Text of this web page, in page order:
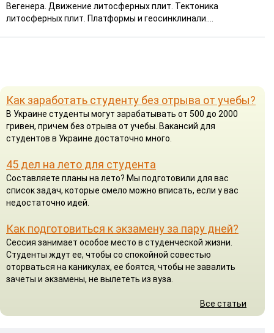
Вегенера. Движение литосферных плит. Тектоника
литосферных плит. Платформы и геосинклинали....
Как заработать студенту без отрыва от учебы?
В Украине студенты могут зарабатывать от 500 до 2000
гривен, причем без отрыва от учебы. Вакансий для
студентов в Украине достаточно много.
45 дел на лето для студента
Составляете планы на лето? Мы подготовили для вас
список задач, которые смело можно вписать, если у вас
недостаточно идей.
Как подготовиться к экзамену за пару дней?
Сессия занимает особое место в студенческой жизни.
Студенты ждут ее, чтобы со спокойной совестью
оторваться на каникулах, ее боятся, чтобы не завалить
зачеты и экзамены, не вылететь из вуза.
Все статьи